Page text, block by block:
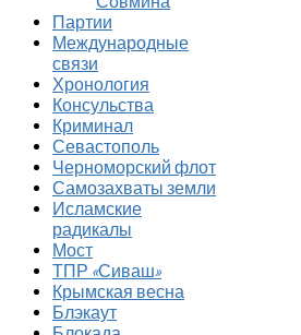
Партии
Международные
связи
Хронология
Консульства
Криминал
Севастополь
Черноморский флот
Самозахваты земли
Исламские
радикалы
Мост
ТПР «Сиваш»
Крымская весна
Блэкаут